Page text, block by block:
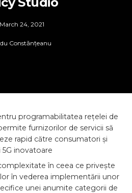
March 24, 2021
Constănțeanu
programabilitatea rețelei de
furnizorilor de servicii să
rapid către consumatori și
inovatoare
în ceea ce privește
în vederea implementării unor
unei anumite categorii de